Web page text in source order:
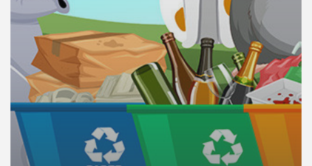
และ
กิจกรรม
เกี่ยว
กับ
เรา